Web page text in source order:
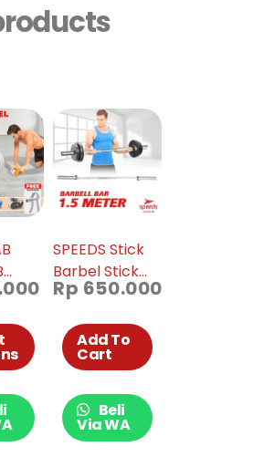
SPEEDS Stick
Barbel Stick
Dumbell Bar
Olympic
150cm 014-46
Rp 650.000
Add To
Cart
Beli
Via WA